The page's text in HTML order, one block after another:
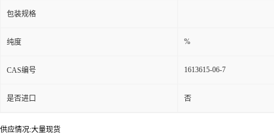
包装规格
纯度 %
CAS编号 1613615-06-7
是否进口 否
供应情况:大量现货